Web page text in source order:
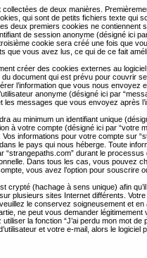
de deux manières.
qui sont de petits fichiers texte qui
deux premiers cookies ne contiennent
de session anonyme (désigné ici
cookie sera créé une fois que
que vous avez lus, ce qui de ce fait
créer des cookies externes au
document qui est prévu pour couvrir
l’information que vous nous envoyez
anonyme (désigné ici par
les messages que vous envoyez après
au minimum un identifiant unique
à votre compte (désigné ici par “votre
Vos informations pour votre compte sur
le pays qui nous héberge. Toute
“strangepaths.com” durant le
Dans tous les cas, vous pouvez
vous avez l’option pour souscrire
crypté (hachage à sens unique) afin
plusieurs sites Internet différents.
le conservez soigneusement et
ne peut vous demander
la fonction “J’ai perdu mon mot
et votre e-mail, alors le